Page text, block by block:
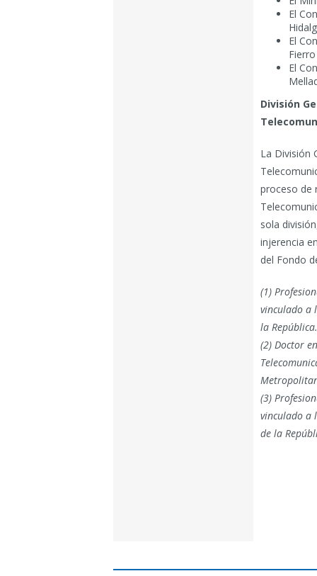
El
El
El
División
La División
proceso de
sola
injerencia
del Fondo
(1)
vinculado a
la República.
(2) Doctor
(3)
vinculado a
de la